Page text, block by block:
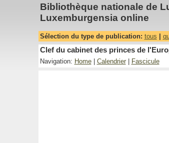
Bibliothèque nationale de
Luxemburgensia online
Sélection du type de publication: tous
Clef du cabinet des princes de
Navigation: Home| Calendrier| Fascicule